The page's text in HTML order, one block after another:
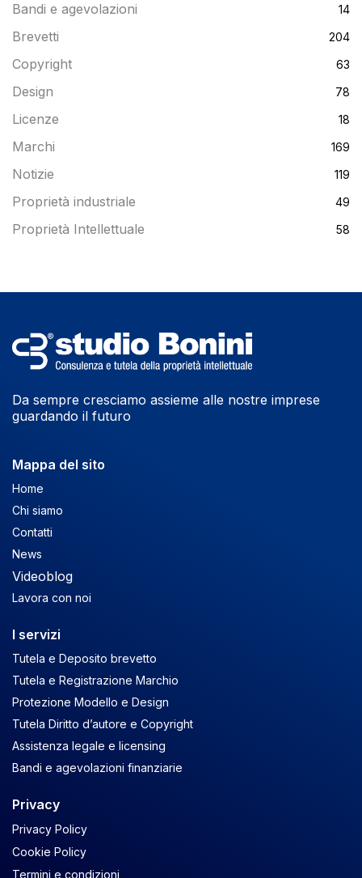
Bandi e agevolazioni 14
Brevetti 204
Copyright 63
Design 78
Licenze 18
Marchi 169
Notizie 119
Proprietà industriale 49
Proprietà Intellettuale 58
Da sempre cresciamo assieme alle nostre imprese
guardando il futuro
Mappa del sito
Home
Chi siamo
Contatti
News
Videoblog
Lavora con noi
I servizi
Tutela e Deposito brevetto
Tutela e Registrazione Marchio
Protezione Modello e Design
Tutela Diritto d’autore e Copyright
Assistenza legale e licensing
Bandi e agevolazioni finanziarie
Privacy
Privacy Policy
Cookie Policy
Termini e condizioni